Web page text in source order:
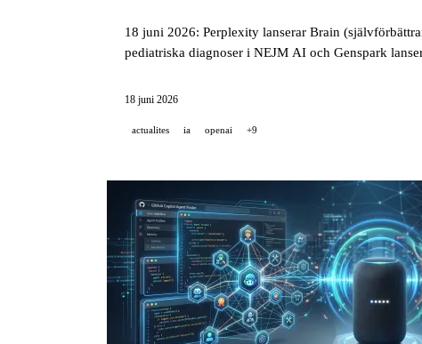
18 juni 2026: Perplexity lanserar Brain
pediatriska diagnoser i NEJM AI och Genspark
18 juni 2026
actualites ia openai +9